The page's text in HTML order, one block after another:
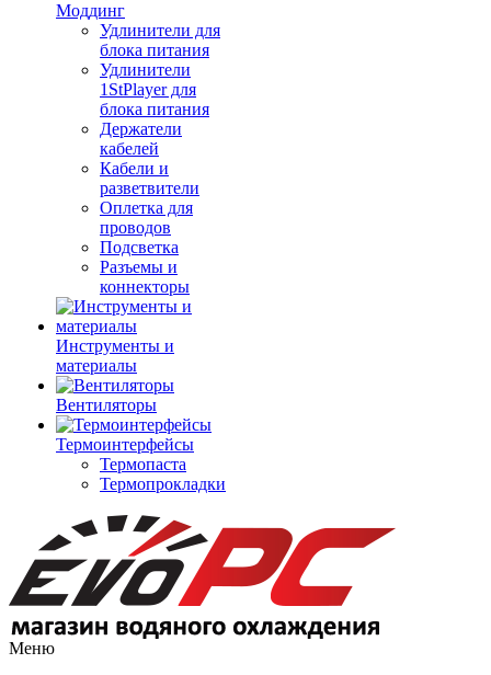
Моддинг
Удлинители для
блока питания
Удлинители
1StPlayer для
блока питания
Держатели
кабелей
Кабели и
разветвители
Оплетка для
проводов
Подсветка
Разъемы и
коннекторы
Инструменты и
материалы
Вентиляторы
Термоинтерфейсы
Термопаста
Термопрокладки
Меню